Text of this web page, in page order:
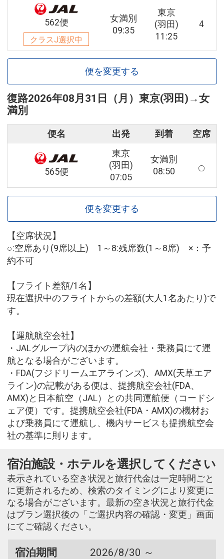
562便
クラスJ選択中
女満別
09:35
東京
(羽田)
11:25
4
便を変更する
復路2026年08月31日（月） 東京(羽田) →女
満別
便名 出発 到着 空席
565便
東京
(羽田)
07:05
女満別
08:50
便を変更する
【空席状況】
○:空席あり(9席以上) 1～8:残席数(1～8席) ×：予
約不可
【フライト差額/1名】
現在選択中のフライトからの差額(大人1名あたり)で
す。
【運航航空会社】
・JALグループ内のほかの運航会社・乗務員にて運
航となる場合がございます。
・FDA(フジドリームエアラインズ)、AMX(天草エア
ライン)の記載がある便は、提携航空会社(FDA、
AMX)と日本航空（JAL）との共同運航便（コードシ
ェア便）です。提携航空会社(FDA・AMX)の機材お
よび乗務員にて運航し、機内サービスも提携航空会
社の基準に則ります。
宿泊施設・ホテルを選択してください
表示されている空き状況と旅行代金は一定時間ごと
に更新されるため、検索のタイミングにより変更に
なる場合がございます。最新の空き状況と旅行代金
はプラン選択後の「ご選択内容の確認・変更」画面
にてご確認ください。
宿泊期間
2026/8/30 ～